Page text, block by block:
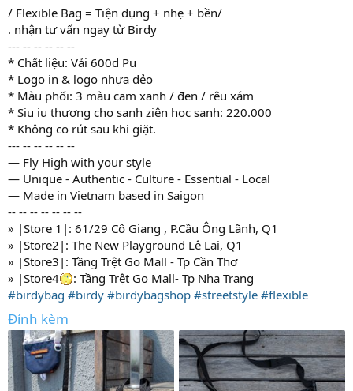
/ Flexible Bag = Tiện dụng + nhẹ + bền/
. nhận tư vấn ngay từ Birdy
--- -- -- -- -- --
* Chất liệu: Vải 600d Pu
* Logo in & logo nhựa dẻo
* Màu phối: 3 màu cam xanh / đen / rêu xám
* Siu iu thương cho sanh ziên học sanh: 220.000
* Không co rút sau khi giặt.
--- -- -- -- -- --
― Fly High with your style
― Unique - Authentic - Culture - Essential - Local
― Made in Vietnam based in Saigon
-- -- -- -- -- -- --
» |Store 1|: 61/29 Cô Giang , P.Cầu Ông Lãnh, Q1
» |Store2|: The New Playground Lê Lai, Q1
» |Store3|: Tầng Trệt Go Mall - Tp Cần Thơ
» |Store4
: Tầng Trệt Go Mall- Tp Nha Trang
#birdybag #birdy #birdybagshop #streetstyle #flexible
Đính kèm